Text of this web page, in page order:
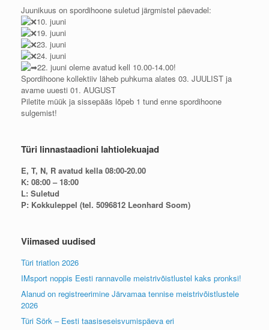
Juunikuus on spordihoone suletud järgmistel päevadel:
10. juuni
19. juuni
23. juuni
24. juuni
22. juuni oleme avatud kell 10.00-14.00!
Spordihoone kollektiiv läheb puhkuma alates 03. JUULIST ja
avame uuesti 01. AUGUST
Piletite müük ja sissepääs lõpeb 1 tund enne spordihoone
sulgemist!
Türi linnastaadioni lahtiolekuajad
E, T, N, R avatud kella 08:00-20.00
K: 08:00 – 18:00
L: Suletud
P: Kokkuleppel (tel. 5096812 Leonhard Soom)
Viimased uudised
Türi triatlon 2026
IMsport noppis Eesti rannavolle meistrivõistlustel kaks pronksi!
Alanud on registreerimine Järvamaa tennise meistrivõistlustele
2026
Türi Sörk – Eesti taasiseseisvumispäeva eri